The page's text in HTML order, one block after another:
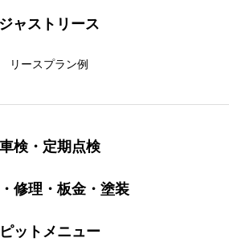
ジャストリース
リースプラン例
車検・定期点検
修理・板金・塗装
ピットメニュー